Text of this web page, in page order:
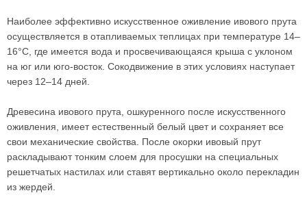
Наиболее эффективно искусственное оживление ивового прута
осуществляется в отапливаемых теплицах при температуре 14–
16°С, где имеется вода и просвечивающаяся крыша с уклоном
на юг или юго-восток. Сокодвижение в этих условиях наступает
через 12–14 дней.
Древесина ивового прута, ошкуренного после искусственного
оживления, имеет естественный белый цвет и сохраняет все
свои механические свойства. После окорки ивовый прут
раскладывают тонким слоем для просушки на специальных
решетчатых настилах или ставят вертикально около перекладин
из жердей.